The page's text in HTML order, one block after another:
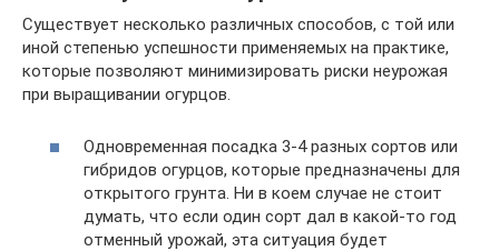
Существует несколько различных способов, с той или
иной степенью успешности применяемых на практике,
которые позволяют минимизировать риски неурожая
при выращивании огурцов.
Одновременная посадка 3-4 разных сортов или
гибридов огурцов, которые предназначены для
открытого грунта. Ни в коем случае не стоит
думать, что если один сорт дал в какой-то год
отменный урожай, эта ситуация будет